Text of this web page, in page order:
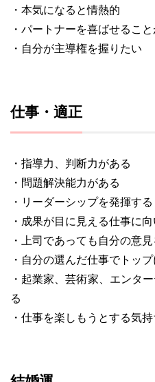
・本気になると情熱的
・パートナーを喜ばせるこ
・自分が主導権を握りたい
仕事・適正
・指導力、判断力がある
・問題解決能力がある
・リーダーシップを発揮する
・成果が目に見える仕事に
・上司であっても自分の意
・自分の選んだ仕事でトッ
・起業家、芸術家、エンタ
る
・仕事を楽しもうとする気